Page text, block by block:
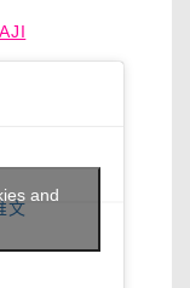
文
and